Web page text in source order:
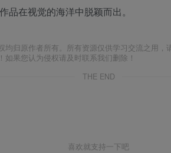
品在视觉的海洋中脱颖而出。
均归原作者所有。所有资源仅供学习交流之用，
果您认为侵权请及时联系我们删除！
THE END
喜欢就支持一下吧